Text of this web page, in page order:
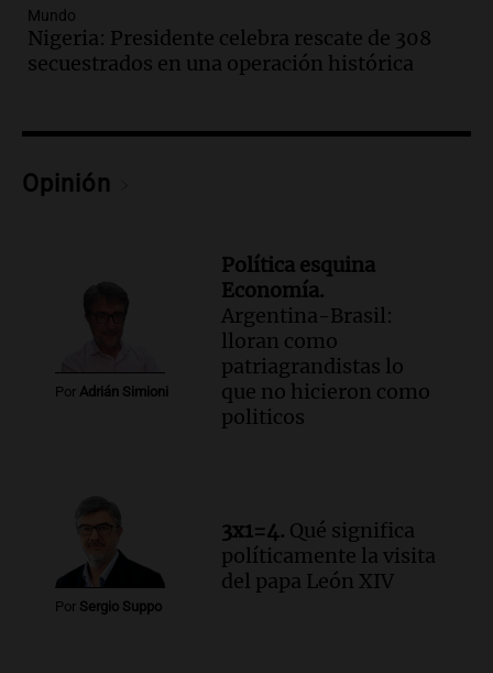
Central refleja tensiones políticas y
económicos en Argentina
Noticias
Audio.Luis Juez defendió la ley de
poca lectura"
León XIV prioriza su visita a Perú
en su viaje a América Latina desde
Argentina
Audio.Juicio por la tragedia de las Altas
Cumbres: un bombero testimonia sobre
Audio.
Avanza el juicio por la tragedia de
las Altas Cumbres en Córdoba con
testimonios clave y videos
Noticias
Mundo
Nigeria: Presidente celebra rescate de 308
secuestrados en una operación histórica
Opinión
Por Adrián Simioni
Política esquina
Economía.
Argentina-Brasil:
lloran como
patriagrandistas lo
que no hicieron como
politicos
Por Sergio Suppo
3x1=4. Qué significa
políticamente la visita
del papa León XIV